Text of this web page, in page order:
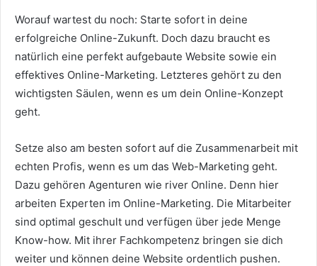
Worauf wartest du noch: Starte sofort in deine
erfolgreiche Online-Zukunft. Doch dazu braucht es
natürlich eine perfekt aufgebaute Website sowie ein
effektives Online-Marketing. Letzteres gehört zu den
wichtigsten Säulen, wenn es um dein Online-Konzept
geht.
Setze also am besten sofort auf die Zusammenarbeit mit
echten Profis, wenn es um das Web-Marketing geht.
Dazu gehören Agenturen wie river Online. Denn hier
arbeiten Experten im Online-Marketing. Die Mitarbeiter
sind optimal geschult und verfügen über jede Menge
Know-how. Mit ihrer Fachkompetenz bringen sie dich
weiter und können deine Website ordentlich pushen.